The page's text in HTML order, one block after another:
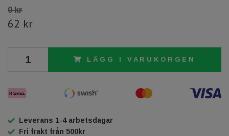
0 kr
62 kr
LÄGG I VARUKORGEN
Leverans 1-4 arbetsdagar
Fri frakt från 500kr